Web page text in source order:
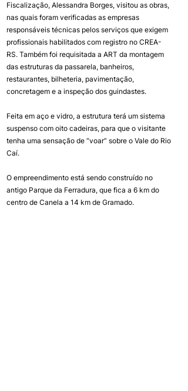
Fiscalização, Alessandra Borges, visitou as obras,
nas quais foram verificadas as empresas
responsáveis técnicas pelos serviços que exigem
profissionais habilitados com registro no CREA-
RS. Também foi requisitada a ART da montagem
das estruturas da passarela, banheiros,
restaurantes, bilheteria, pavimentação,
concretagem e a inspeção dos guindastes.
Feita em aço e vidro, a estrutura terá um sistema
suspenso com oito cadeiras, para que o visitante
tenha uma sensação de “voar” sobre o Vale do Rio
Caí.
O empreendimento está sendo construído no
antigo Parque da Ferradura, que fica a 6 km do
centro de Canela a 14 km de Gramado.